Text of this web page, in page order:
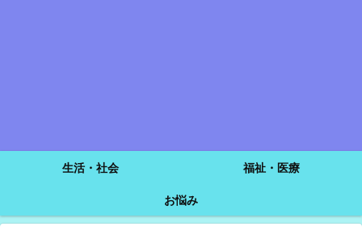
生活・社会
福祉・医療
お悩み